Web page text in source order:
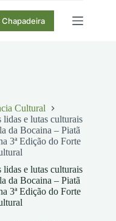
Cultural
e lutas culturais
da Bocaina – Piatã
3ª Edição do Forte
e lutas culturais
da Bocaina – Piatã
3ª Edição do Forte